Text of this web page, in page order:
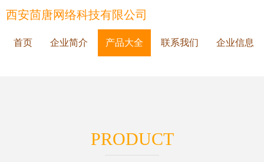
西安茴唐网络科技有限公司
首页 企业简介 产品大全 联系我们 企业信息
PRODUCT